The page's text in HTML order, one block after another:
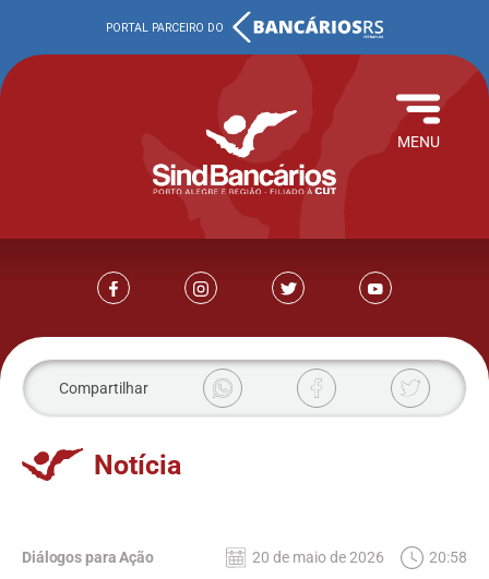
MENU
Notícia
Compartilhar
Diálogos para Ação 20 de maio de 2026 20:58